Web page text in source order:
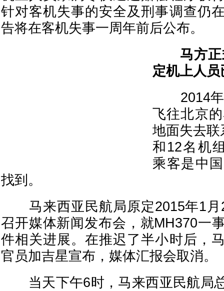
针对客机失事的安全及刑事调查仍
告将在客机失事一周年前后公布。
马方
定机上人
2014年3
飞往北京
地面失去
和12名机
乘客是中
找到。
马来西亚民航局原定2015年1月
召开媒体新闻发布会，就MH370一
件相关进展。在推迟了半小时后，
官员加吉星宣布，媒体汇报会取消。
当天下午6时，马来西亚民航局